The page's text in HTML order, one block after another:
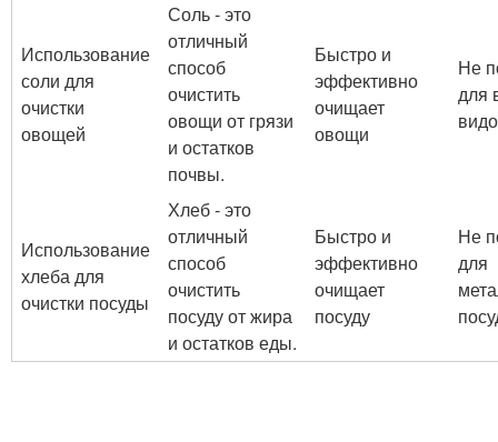
Использование
соли для
очистки
овощей
Соль - это
отличный
способ
очистить
овощи от грязи
и остатков
почвы.
Быстро и
эффективно
очищает
овощи
Не
для
Использование
хлеба для
очистки посуды
Хлеб - это
отличный
способ
очистить
посуду от жира
и остатков еды.
Быстро и
эффективно
очищает
посуду
Не
для